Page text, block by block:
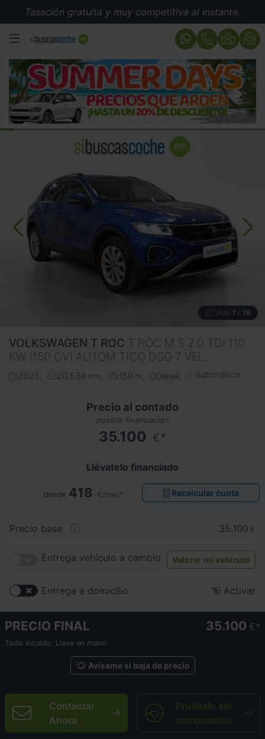
Tasación gratuita y muy competitiva al instante.
MENÚ
Foto 1 / 19
VOLKSWAGEN T ROC T ROC M S 2.0 TDI 110
KW (150 CV) AUTOM TICO DSG 7 VEL.
2025 20.534 kms 150 cv Diésel Automático
Precio al contado
posible financiación
35.100 €*
Llévatelo financiado
desde 418 €/mes* Recalcular cuota
Precio base 35.100 €
Entrega vehículo a cambio Valorar mi vehículo
Entrega a domicilio Activar
PRECIO FINAL 35.100 €
Todo incuido. Llave en mano.
Avísame si baja de precio
Contactar
Ahora
Pruébalo sin
compromiso